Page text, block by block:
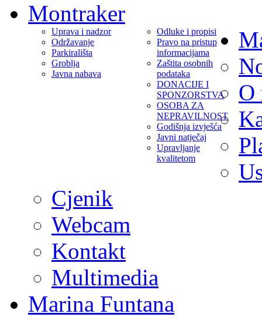
Montraker
Uprava i nadzor
Održavanje
Parkirališta
Groblja
Javna nabava
Odluke i propisi
Pravo na pristup
informacijama
Zaštita osobnih
podataka
DONACIJE I
SPONZORSTVA
OSOBA ZA
NEPRAVILNOST
Godišnja izvješća
Javni natječaj
Upravljanje
kvalitetom
O
Cjenik
Webcam
Kontakt
Multimedia
Marina Funtana